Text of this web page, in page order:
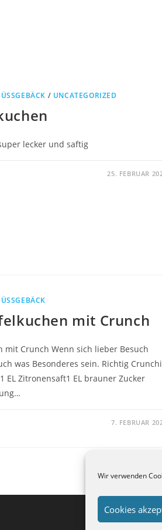
Wir verwenden
Cookies
/ UNCATEGORIZED
lecker und saftig
25. FEBRUAR
mit Crunch
mit Crunch Wenn sich lieber Besuch
was Besonderes sein. Richtig
EL Zitronensaft1 EL brauner Zucker
7. FEBRUAR